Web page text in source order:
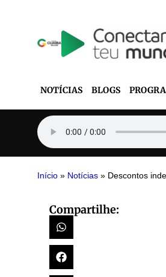
NOTÍCIAS BLOGS
Início » Notícias » Descontos
Compartilhe: